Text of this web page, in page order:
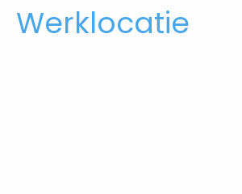
Werklocatie